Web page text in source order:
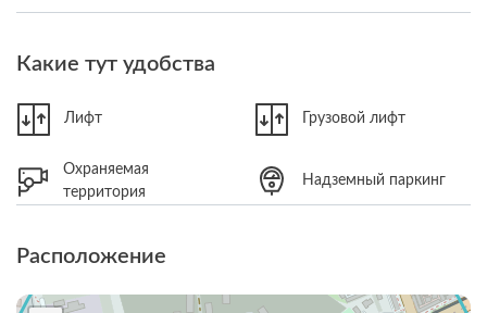
Какие тут удобства
Лифт Грузовой лифт
Охраняемая
территория
Надземный паркинг
Расположение